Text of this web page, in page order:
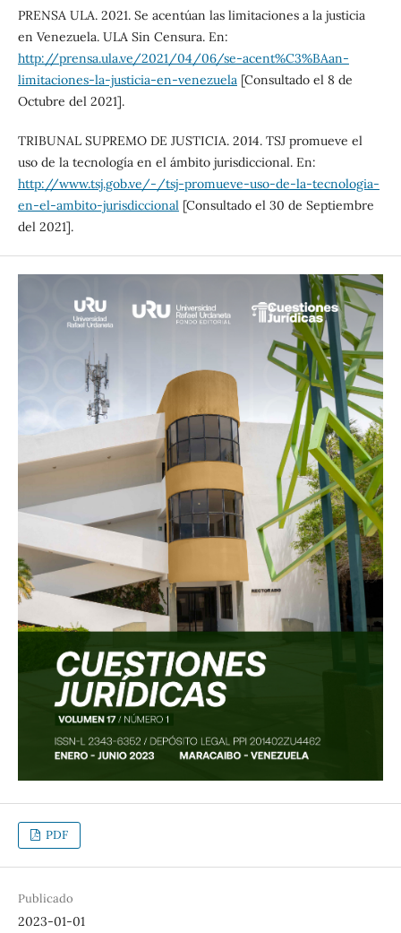
PRENSA ULA. 2021. Se acentúan las limitaciones a la justicia
en Venezuela. ULA Sin Censura. En:
http://prensa.ula.ve/2021/04/06/se-acent%C3%BAan-
limitaciones-la-justicia-en-venezuela[Consultado el 8 de
Octubre del 2021].
TRIBUNAL SUPREMO DE JUSTICIA. 2014. TSJ promueve el
uso de la tecnología en el ámbito jurisdiccional. En:
http://www.tsj.gob.ve/-/tsj-promueve-uso-de-la-tecnologia-
en-el-ambito-jurisdiccional[Consultado el 30 de Septiembre
del 2021].
PDF
Publicado
2023-01-01